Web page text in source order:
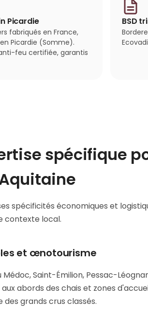
Picardie
fabriqués en France,
Picardie (Somme).
feu certifiée, garantis
BSD
spécifique
spécificités économiques et
contexte local.
et œnotourisme
Médoc, Saint-Émilion, Pessac-
abords des chais et zones
grands crus classés.